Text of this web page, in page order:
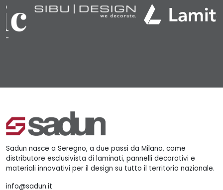
Sadun nasce a Seregno, a due passi da Milano, come
distributore esclusivista di laminati, pannelli decorativi e
materiali innovativi per il design su tutto il territorio nazionale.
info@sadun.it